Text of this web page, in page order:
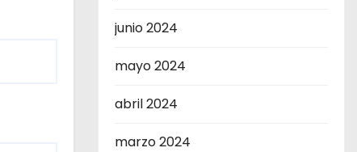
junio 2024
mayo 2024
abril 2024
marzo 2024